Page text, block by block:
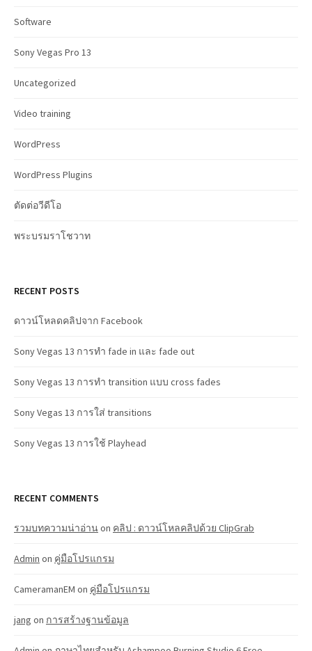
Software
Sony Vegas Pro 13
Uncategorized
Video training
WordPress
WordPress Plugins
ตัดต่อวีดีโอ
พระบรมราโชวาท
RECENT POSTS
ดาวน์โหลดคลิปจาก Facebook
Sony Vegas 13 การทำ fade in และ fade out
Sony Vegas 13 การทำ transition แบบ cross fades
Sony Vegas 13 การใส่ transitions
Sony Vegas 13 การใช้ Playhead
RECENT COMMENTS
รวมบทความน่าอ่านon คลิป : ดาวน์โหลคลิปด้วย ClipGrab
Admin on คู่มือโปรแกรม
CameramanEM on คู่มือโปรแกรม
jang on การสร้างฐานข้อมูล